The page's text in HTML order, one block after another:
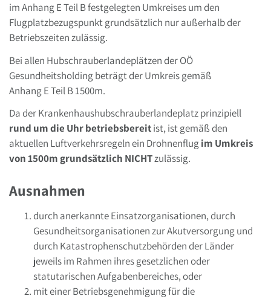
im Anhang E Teil B festgelegten Umkreises um den
Flugplatzbezugspunkt grundsätzlich nur außerhalb der
Betriebszeiten zulässig.
Bei allen Hubschrauberlandeplätzen der OÖ
Gesundheitsholding beträgt der Umkreis gemäß
Anhang E Teil B 1500m.
Da der Krankenhaushubschrauberlandeplatz prinzipiell
rund um die Uhr betriebsbereitist, ist gemäß den
aktuellen Luftverkehrsregeln ein Drohnenflug im Umkreis
von 1500m grundsätzlich NICHTzulässig.
Ausnahmen
durch anerkannte Einsatzorganisationen, durch
Gesundheitsorganisationen zur Akutversorgung und
durch Katastrophenschutzbehörden der Länder
jeweils im Rahmen ihres gesetzlichen oder
statutarischen Aufgabenbereiches, oder
mit einer Betriebsgenehmigung für die